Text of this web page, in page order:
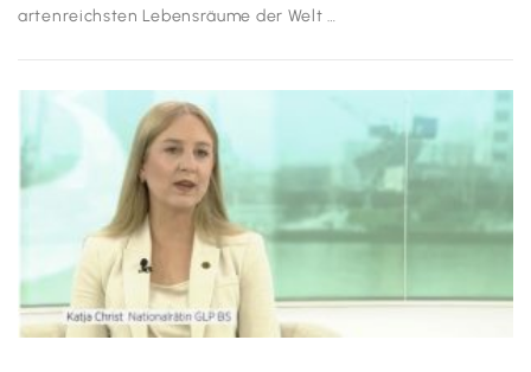
artenreichsten Lebensräume der Welt …